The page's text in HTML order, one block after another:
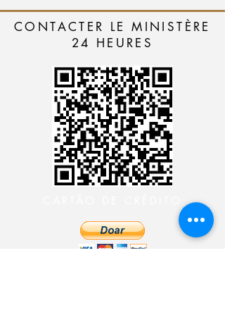
CONTACTER LE MINISTÈRE
24 HEURES